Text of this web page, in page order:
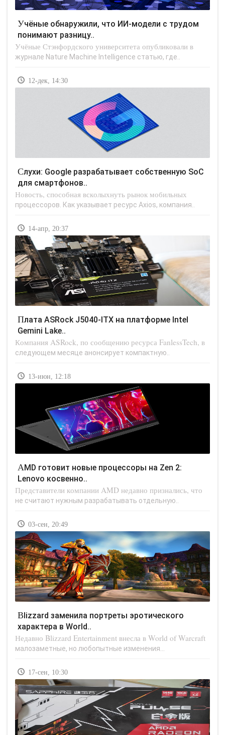
Учёные обнаружили, что ИИ-модели с трудом
понимают разницу..
Учёные Стэнфордского университета опубликовали в
журнале Nature Machine Intelligence статью, где..
12-дек, 14:30
Слухи: Google разрабатывает собственную SoC
для смартфонов..
Новость, способная всколыхнуть рынок мобильных
процессоров. Как указывает ресурс Axios, компания..
14-апр, 20:37
Плата ASRock J5040-ITX на платформе Intel
Gemini Lake..
Компания ASRock, по сообщению ресурса FanlessTech, в
следующем месяце анонсирует компактную..
13-июн, 12:18
AMD готовит новые процессоры на Zen 2:
Lenovo косвенно..
Представители компании AMD недавно признались, что
не считают нужным разрабатывать отдельную..
03-сен, 20:49
Blizzard заменила портреты эротического
характера в World..
Недавно Blizzard Entertainment внесла в World of Warcraft
малозаметные, но любопытные изменения...
17-сен, 10:30